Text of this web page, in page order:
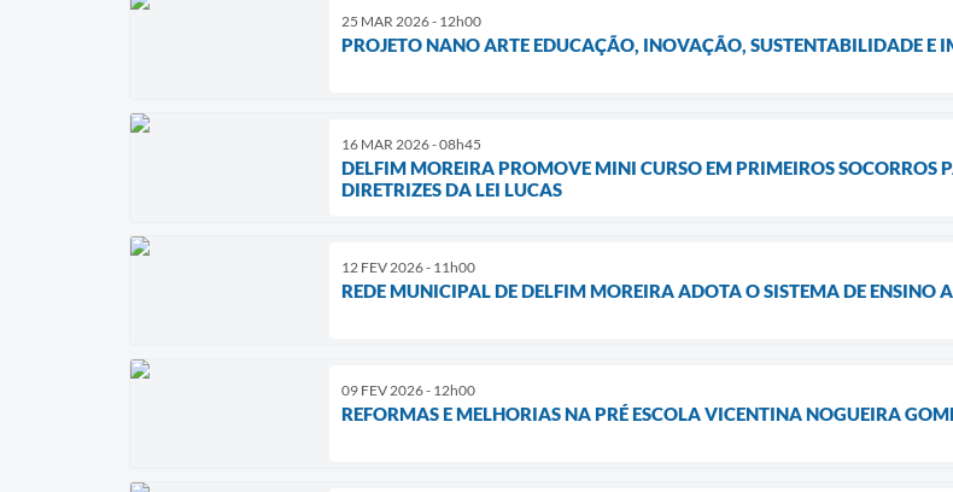
25 MAR 2026 - 12h00
PROJETO NANO ARTE EDUCAÇÃO, INOVAÇÃO, SUSTENTABILIDADE E
16 MAR 2026 - 08h45
DELFIM MOREIRA PROMOVE MINI CURSO EM PRIMEIROS SOCORROS
DIRETRIZES DA LEI LUCAS
12 FEV 2026 - 11h00
REDE MUNICIPAL DE DELFIM MOREIRA ADOTA O SISTEMA DE ENSINO
09 FEV 2026 - 12h00
REFORMAS E MELHORIAS NA PRÉ ESCOLA VICENTINA NOGUEIRA